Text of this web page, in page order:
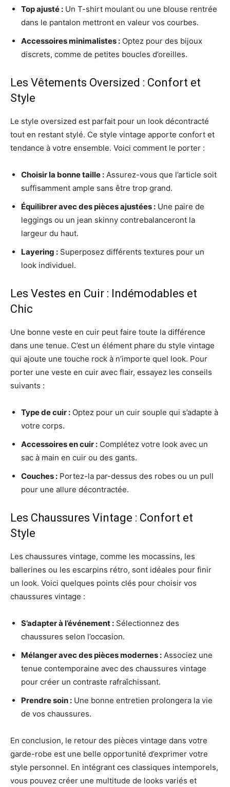
Top ajusté : Un T-shirt moulant ou une blouse rentrée
dans le pantalon mettront en valeur vos courbes.
Accessoires minimalistes : Optez pour des bijoux
discrets, comme de petites boucles d’oreilles.
Les Vêtements Oversized : Confort et
Style
Le style oversized est parfait pour un look décontracté
tout en restant stylé. Ce style vintage apporte confort et
tendance à votre ensemble. Voici comment le porter :
Choisir la bonne taille : Assurez-vous que l’article soit
suffisamment ample sans être trop grand.
Équilibrer avec des pièces ajustées : Une paire de
leggings ou un jean skinny contrebalanceront la
largeur du haut.
Layering : Superposez différents textures pour un
look individuel.
Les Vestes en Cuir : Indémodables et
Chic
Une bonne veste en cuir peut faire toute la différence
dans une tenue. C’est un élément phare du style vintage
qui ajoute une touche rock à n’importe quel look. Pour
porter une veste en cuir avec flair, essayez les conseils
suivants :
Type de cuir : Optez pour un cuir souple qui s’adapte à
votre corps.
Accessoires en cuir : Complétez votre look avec un
sac à main en cuir ou des gants.
Couches : Portez-la par-dessus des robes ou un pull
pour une allure décontractée.
Les Chaussures Vintage : Confort et
Style
Les chaussures vintage, comme les mocassins, les
ballerines ou les escarpins rétro, sont idéales pour finir
un look. Voici quelques points clés pour choisir vos
chaussures vintage :
S’adapter à l’événement : Sélectionnez des
chaussures selon l’occasion.
Mélanger avec des pièces modernes : Associez une
tenue contemporaine avec des chaussures vintage
pour créer un contraste rafraîchissant.
Prendre soin : Une bonne entretien prolongera la vie
de vos chaussures.
En conclusion, le retour des pièces vintage dans votre
garde-robe est une belle opportunité d’exprimer votre
style personnel. En intégrant ces classiques intemporels,
vous pouvez créer une multitude de looks variés et